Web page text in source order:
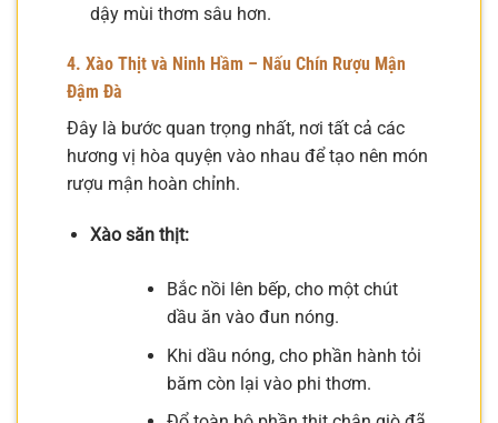
dậy mùi thơm sâu hơn.
4. Xào Thịt và Ninh Hầm – Nấu Chín Rượu Mận
Đậm Đà
Đây là bước quan trọng nhất, nơi tất cả các
hương vị hòa quyện vào nhau để tạo nên món
rượu mận hoàn chỉnh.
Xào săn thịt:
Bắc nồi lên bếp, cho một chút
dầu ăn vào đun nóng.
Khi dầu nóng, cho phần hành tỏi
băm còn lại vào phi thơm.